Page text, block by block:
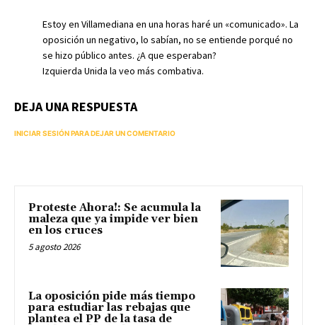
Estoy en Villamediana en una horas haré un «comunicado». La
oposición un negativo, lo sabían, no se entiende porqué no
se hizo público antes. ¿A que esperaban?
Izquierda Unida la veo más combativa.
DEJA UNA RESPUESTA
INICIAR SESIÓN PARA DEJAR UN COMENTARIO
Proteste Ahora!: Se acumula la
maleza que ya impide ver bien
en los cruces
5 agosto 2026
La oposición pide más tiempo
para estudiar las rebajas que
plantea el PP de la tasa de